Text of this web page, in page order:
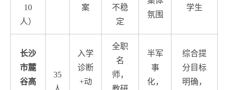
10
人）
案
不稳
定
氛围
学生
长沙
市麓
谷高
35
入学
诊断
+动
全职
名
师，
半军
事
化，
综合提
分目标
明确，